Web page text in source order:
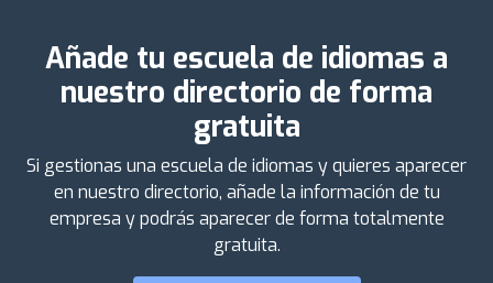
Añade tu escuela de idiomas a
nuestro directorio de forma
gratuita
Si gestionas una escuela de idiomas y quieres aparecer
en nuestro directorio, añade la información de tu
empresa y podrás aparecer de forma totalmente
gratuita.